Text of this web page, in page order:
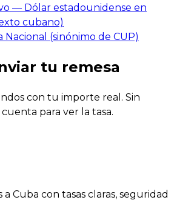
— Dólar estadounidense en
cubano)
(sinónimo de CUP)
tu remesa
con tu importe real. Sin
para ver la tasa.
a Cuba con tasas claras, seguridad